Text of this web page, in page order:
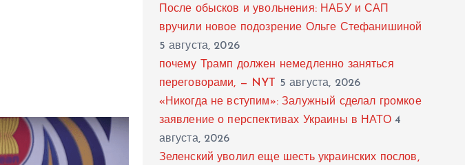
После обысков и увольнения: НАБУ и САП
вручили новое подозрение Ольге Стефанишиной
5 августа, 2026
почему Трамп должен немедленно заняться
переговорами, — NYT
5 августа, 2026
«Никогда не вступим»: Залужный сделал громкое
заявление о перспективах Украины в НАТО 4
августа, 2026
Зеленский уволил еще шесть украинских послов,